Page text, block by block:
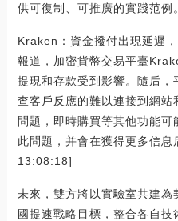
供可復制、可推廣的實踐范例。
Kraken：資金撥付出現延遲
報道，加密貨幣交易平臺
提現和存款受到影響。隨后，
查客戶反應的難以連接到網
問題，即時購買等其他功能
此問題，并會在獲得更多信
13:08:18]
未來，雙方將以實驗室共建為
國提速戰略目標，整合各自